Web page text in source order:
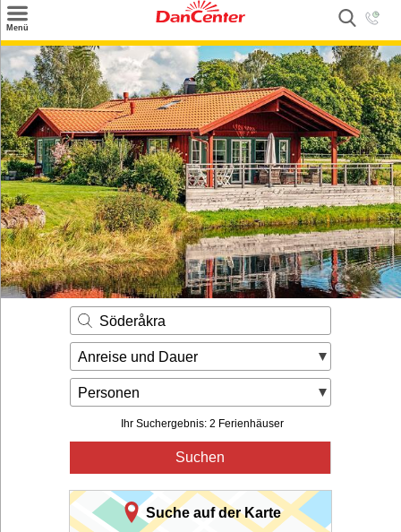
Menü
Suchen
Urlaubsziele
Weitere Urlaubsziele
Angebote
Inspiration
Kontakt
Gut zu wissen
Login
Söderåkra
Anreise und Dauer
Personen
Ihr Suchergebnis: 2 Ferienhäuser
Suchen
Suche auf der Karte